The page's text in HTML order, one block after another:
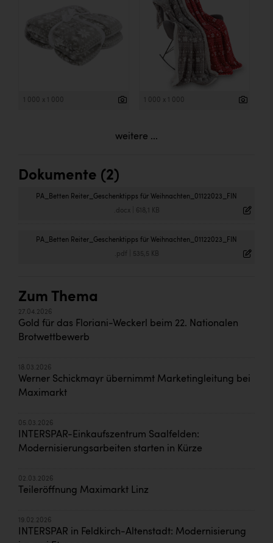
1 000 x 1 000 1 000 x 1 000
weitere ...
Dokumente (2)
PA_Betten Reiter_Geschenktipps für Weihnachten_01122023_FIN
.docx| 618,1 KB
PA_Betten Reiter_Geschenktipps für Weihnachten_01122023_FIN
.pdf 535,5 KB
Zum Thema
27.04.2026
Gold für das Floriani-Weckerl beim 22. Nationalen
Brotwettbewerb
18.03.2026
Werner Schickmayr übernimmt Marketingleitung bei
Maximarkt
05.03.2026
INTERSPAR-Einkaufszentrum Saalfelden:
Modernisierungsarbeiten starten in Kürze
02.03.2026
Teileröffnung Maximarkt Linz
19.02.2026
INTERSPAR in Feldkirch-Altenstadt: Modernisierung